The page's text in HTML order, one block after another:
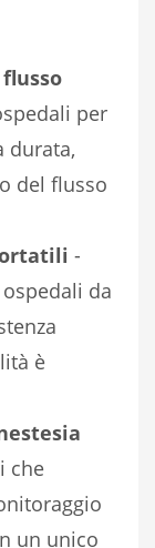
per
durata,
del flusso
-
da
è
che
un unico